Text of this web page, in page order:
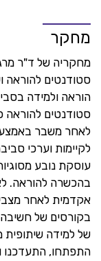
מחקר
מחקריה של ד"ר
סטודנטים להוראה
הוראה ולמידה
סטודנטים להוראה
לאחר משבר
לקיימות וערכי
עוסקת נובע
בהכשרה להוראה.
אקדמית לאחר
בקורסים של
של למידה
התפתחו, התעדכנו